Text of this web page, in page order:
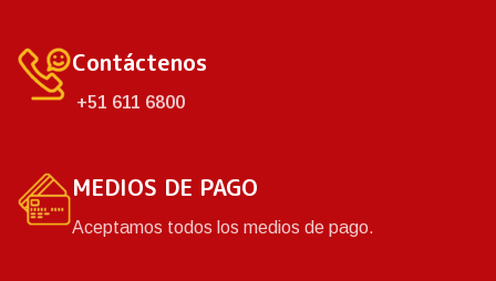
Contáctenos
+51 611 6800
MEDIOS DE PAGO
Aceptamos todos los medios de pago.